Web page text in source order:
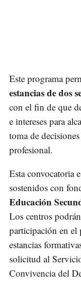
Este programa
estancias de dos
con el fin de que
e intereses para
toma de
profesional.
Esta convocatoria
sostenidos con
Educación
Los centros
participación en el
estancias
solicitud al
Convivencia del